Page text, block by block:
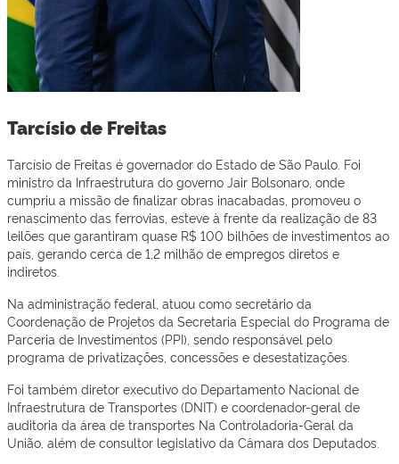
Tarcísio de Freitas
Tarcísio de Freitas é governador do Estado de São Paulo. Foi
ministro da Infraestrutura do governo Jair Bolsonaro, onde
cumpriu a missão de finalizar obras inacabadas, promoveu o
renascimento das ferrovias, esteve à frente da realização de 83
leilões que garantiram quase R$ 100 bilhões de investimentos ao
país, gerando cerca de 1,2 milhão de empregos diretos e
indiretos.
Na administração federal, atuou como secretário da
Coordenação de Projetos da Secretaria Especial do Programa de
Parceria de Investimentos (PPI), sendo responsável pelo
programa de privatizações, concessões e desestatizações.
Foi também diretor executivo do Departamento Nacional de
Infraestrutura de Transportes (DNIT) e coordenador-geral de
auditoria da área de transportes Na Controladoria-Geral da
União, além de consultor legislativo da Câmara dos Deputados.